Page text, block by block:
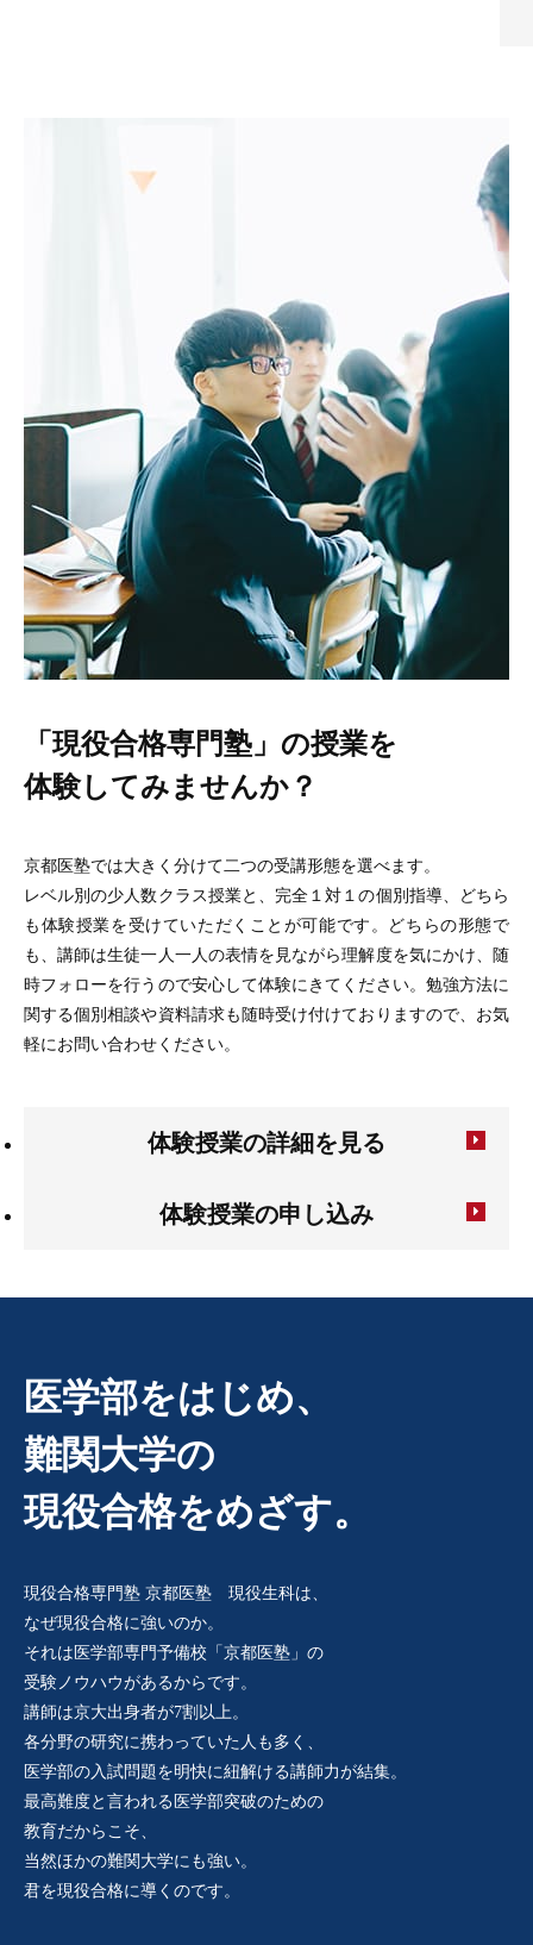
「現役合格専門塾」の授業を
体験してみませんか？
京都医塾では大きく分けて二つの受講形態を選べます。
レベル別の少人数クラス授業と、完全１対１の個別指導、どちら
も体験授業を受けていただくことが可能です。どちらの形態で
も、講師は生徒一人一人の表情を見ながら理解度を気にかけ、随
時フォローを行うので安心して体験にきてください。勉強方法に
関する個別相談や資料請求も随時受け付けておりますので、お気
軽にお問い合わせください。
体験授業の詳細を見る
体験授業の申し込み
医学部をはじめ、
難関大学の
現役合格をめざす。
現役合格専門塾 京都医塾 現役生科は、
なぜ現役合格に強いのか。
それは医学部専門予備校「京都医塾」の
受験ノウハウがあるからです。
講師は京大出身者が7割以上。
各分野の研究に携わっていた人も多く、
医学部の入試問題を明快に紐解ける講師力が結集。
最高難度と言われる医学部突破のための
教育だからこそ、
当然ほかの難関大学にも強い。
君を現役合格に導くのです。